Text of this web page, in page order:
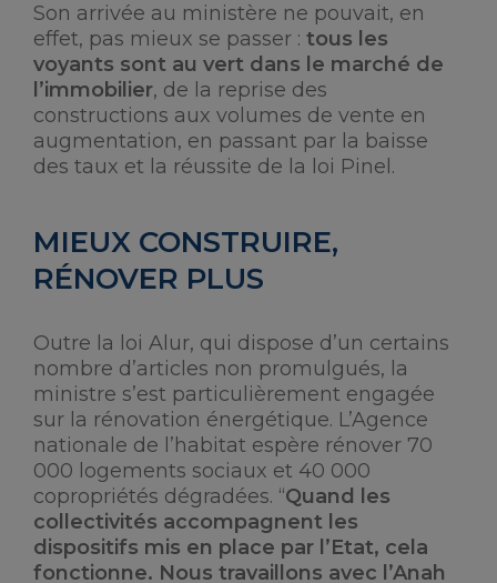
Son arrivée au ministère ne pouvait, en
effet, pas mieux se passer : tous les
voyants sont au vert dans le marché de
l’immobilier, de la reprise des
constructions aux volumes de vente en
augmentation, en passant par la baisse
des taux et la réussite de la loi Pinel.
MIEUX CONSTRUIRE,
RÉNOVER PLUS
Outre la loi Alur, qui dispose d’un certains
nombre d’articles non promulgués, la
ministre s’est particulièrement engagée
sur la rénovation énergétique. L’Agence
nationale de l’habitat espère rénover 70
000 logements sociaux et 40 000
copropriétés dégradées. “Quand les
collectivités accompagnent les
dispositifs mis en place par l’Etat, cela
fonctionne. Nous travaillons avec l’Anah